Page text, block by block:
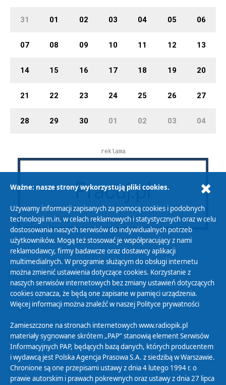
31 01 02 03 04 05 06
07 08 09 10 11 12 13
14 15 16 17 18 19 20
21 22 23 24 25 26 27
28 29 30 01 02 03 04
reklama
Polityka Prywatności
Zasady korzystania z Serwisu
Organizacje Pożytku Publicznego
Cyfryzacja DAB+
Polityka ochrony danych osobowych
Abonament
Zamówienia publiczne
Ważne: nasze strony wykorzystują pliki cookies.
Używamy informacji zapisanych za pomocą cookies i podobnych
technologii m.in. w celach reklamowych i statystycznych oraz w celu
dostosowania naszych serwisów do indywidualnych potrzeb
użytkowników. Mogą też stosować je współpracujący z nami
reklamodawcy, firmy badawcze oraz dostawcy aplikacji
multimedialnych. W programie służącym do obsługi internetu
można zmienić ustawienia dotyczące cookies. Korzystanie z
naszych serwisów internetowych bez zmiany ustawień dotyczących
cookies oznacza, że będą one zapisane w pamięci urządzenia.
Więcej informacji można znaleźć w naszej Polityce prywatności
Zamieszczone na stronach internetowych www.radiopik.pl
materiały sygnowane skrótem „PAP” stanowią element Serwisów
Informacyjnych PAP, będących bazą danych, których producentem
i wydawcą jest Polska Agencja Prasowa S.A. z siedzibą w Warszawie.
Chronione są one przepisami ustawy z dnia 4 lutego 1994 r. o
prawie autorskim i prawach pokrewnych oraz ustawy z dnia 27 lipca